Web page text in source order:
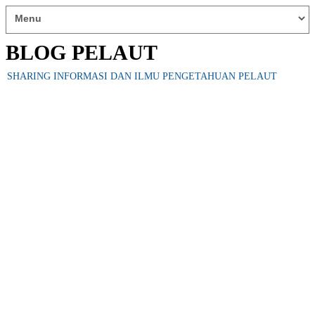
BLOG PELAUT
SHARING INFORMASI DAN ILMU PENGETAHUAN PELAUT